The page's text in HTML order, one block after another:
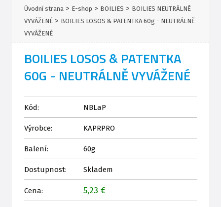
Úvodní strana > E-shop > BOILIES > BOILIES NEUTRÁLNĚ
VYVÁŽENÉ > BOILIES LOSOS & PATENTKA 60g - NEUTRÁLNĚ
VYVÁŽENÉ
BOILIES LOSOS & PATENTKA
60G - NEUTRÁLNĚ VYVÁŽENÉ
Kód: NBLaP
Výrobce: KAPRPRO
Balení: 60g
Dostupnost: Skladem
Cena: 5,23 €